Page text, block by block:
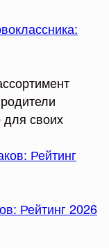
для своих
Рейтинг 2026